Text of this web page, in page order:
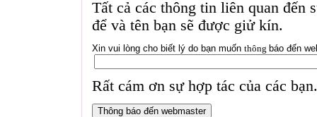
Tất cả các thông tin liên quan đến
để và tên bạn sẽ được giử kín.
Xin vui lòng cho biết lý do bạn muốn thông báo đến
Rất cám ơn sự hợp tác của các bạn.